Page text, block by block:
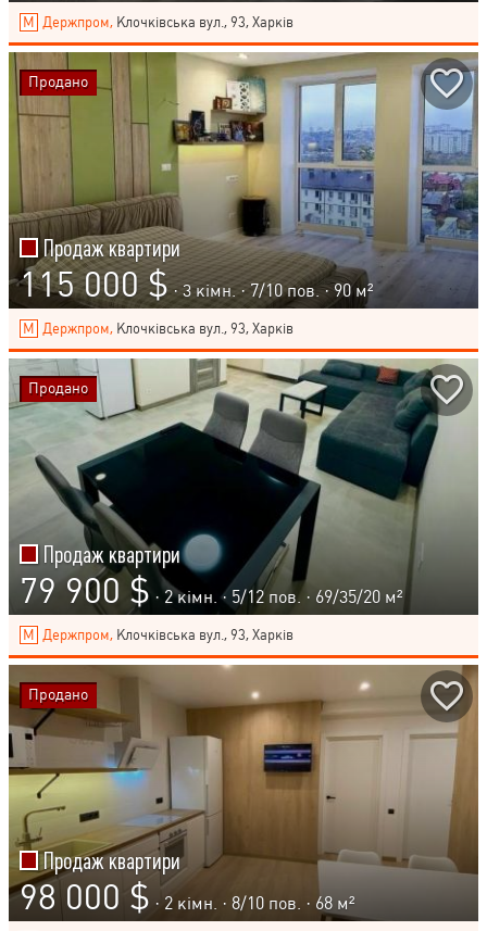
Держпром, Клочківська вул., 93, Харків
Продаж квартири
115 000 $ · 3 кімн. ·7/10пов. · 90 м²
Держпром, Клочківська вул., 93, Харків
Продано
Продаж квартири
79 900 $ · 2 кімн. · 5/12пов. · 69/35/20 м²
Держпром, Клочківська вул., 93, Харків
Продано
Продаж квартири
98 000 $ · 2 кімн. · 8/10 пов. · 68 м²
Продано